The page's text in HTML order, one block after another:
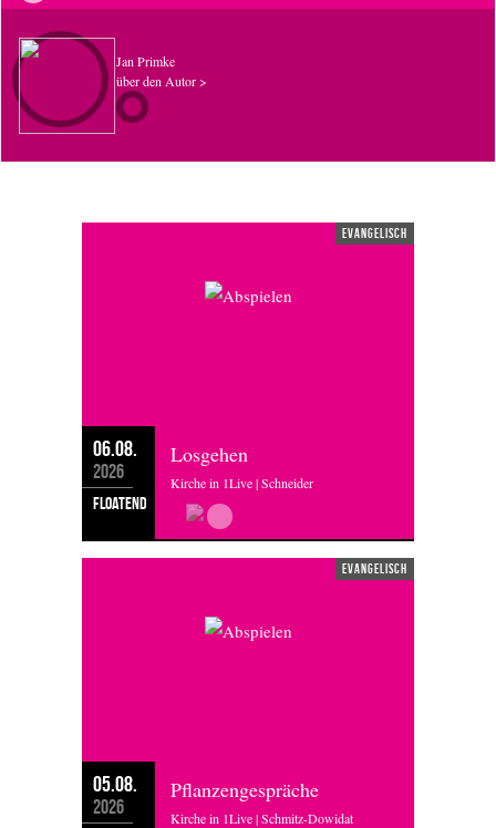
Jan Primke
über den Autor >
evangelisch
06.08.
2026
floatend
Losgehen
Kirche in 1Live | Schneider
evangelisch
05.08.
2026
Pflanzengespräche
Kirche in 1Live | Schmitz-Dowidat